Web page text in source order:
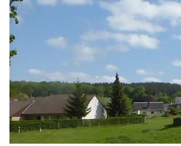
Aller
au
contenu